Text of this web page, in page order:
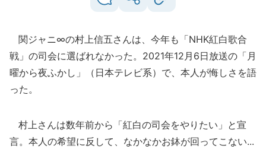
関ジャニ∞の村上信五さんは、今年も「NHK紅白歌合
戦」の司会に選ばれなかった。2021年12月6日放送の「月
曜から夜ふかし」（日本テレビ系）で、本人が悔しさを語
った。
村上さんは数年前から「紅白の司会をやりたい」と宣
言。本人の希望に反して、なかなかお鉢が回ってこない...